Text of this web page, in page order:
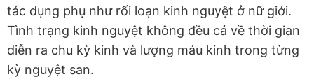
tác dụng phụ như rối loạn kinh nguyệt ở nữ giới.
Tình trạng kinh nguyệt không đều cả về thời gian
diễn ra chu kỳ kinh và lượng máu kinh trong từng
kỳ nguyệt san.